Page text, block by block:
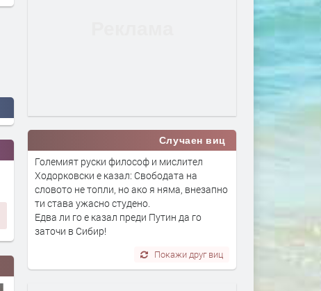
Случаен виц
Големият руски философ и мислител
Ходорковски е казал: Свободата на
словото не топли, но ако я няма, внезапно
ти става ужасно студено.
Едва ли го е казал преди Путин да го
заточи в Сибир!
Покажи друг виц